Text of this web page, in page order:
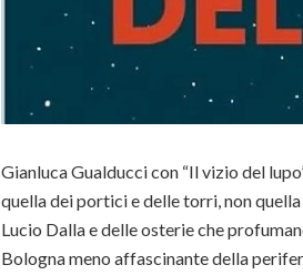
Gianluca Gualducci con “Il vizio del
quella dei portici e delle torri, non
Lucio Dalla e delle osterie che
Bologna meno affascinante della